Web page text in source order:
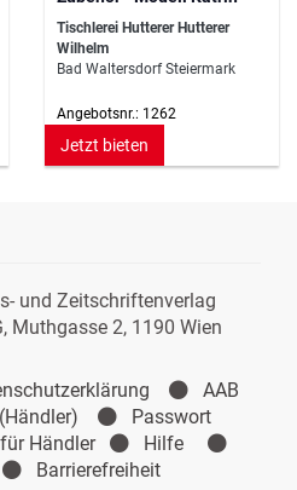
Tischlerei Hutterer Hutterer
Wilhelm
Bad Waltersdorf Steiermark
Angebotsnr.: 1262
Jetzt bieten
und Zeitschriftenverlag
Muthgasse 2, 1190 Wien
AAB
Passwort
Händler
Hilfe
Barrierefreiheit